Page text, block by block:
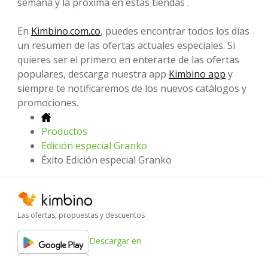
En Kimbino.com.co, puedes encontrar todos los días
un resumen de las ofertas actuales especiales. Si
quieres ser el primero en enterarte de las ofertas
populares, descarga nuestra app Kimbino app y
siempre te notificaremos de los nuevos catálogos y
promociones.
Productos
Edición especial Granko
Éxito Edición especial Granko
Las ofertas, propuestas y descuentos
Descargar en